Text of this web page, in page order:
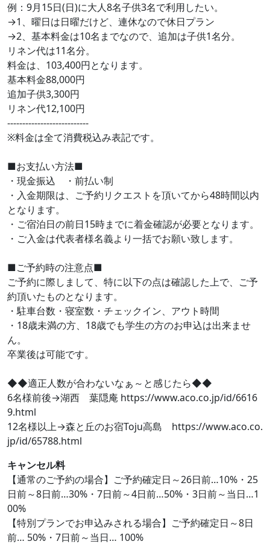
例：9月15日(日)に大人8名子供3名で利用したい。
→1、曜日は日曜だけど、連休なので休日プラン
→2、基本料金は10名までなので、追加は子供1名分。
リネン代は11名分。
料金は、103,400円となります。
基本料金88,000円
追加子供3,300円
リネン代12,100円
---------------------------
※料金は全て消費税込み表記です。
■お支払い方法■
・現金振込 ・前払い制
・入金期限は、ご予約リクエストを頂いてから48時間以内
となります。
・ご宿泊日の前日15時までに着金確認が必要となります。
・ご入金は代表者様名義より一括でお願い致します。
■ご予約時の注意点■
ご予約に際しまして、特に以下の点は確認した上で、ご予
約頂いたものとなります。
・駐車台数・寝室数・チェックイン、アウト時間
・18歳未満の方、18歳でも学生の方のお申込は出来ませ
ん。
卒業後は可能です。
◆◆適正人数が合わないなぁ～と感じたら◆◆
6名様前後→湖西 葉隠庵 https://www.aco.co.jp/id/6616
9.html
12名様以上→森と丘のお宿Toju高島 https://www.aco.co.
jp/id/65788.html
キャンセル料
【通常のご予約の場合】ご予約確定日～26日前…10%・25
日前～8日前…30%・7日前～4日前…50%・3日前～当日…1
00%
【特別プランでお申込みされる場合】ご予約確定日～8日
前… 50%・7日前～当日… 100%